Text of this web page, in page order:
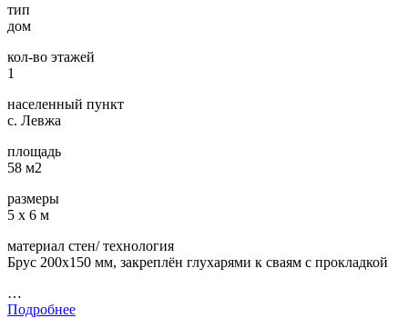
тип
дом
кол-во этажей
1
населенный пункт
с. Левжа
площадь
58 м2
размеры
5 х 6 м
материал стен/ технология
Брус 200х150 мм, закреплён глухарями к сваям с прокладкой
…
Подробнее